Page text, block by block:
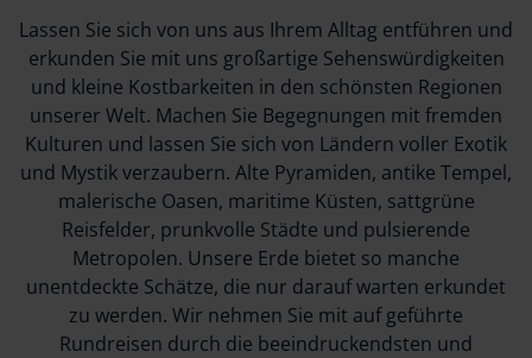
Lassen Sie sich von uns aus Ihrem Alltag entführen und
erkunden Sie mit uns großartige Sehenswürdigkeiten
und kleine Kostbarkeiten in den schönsten Regionen
unserer Welt. Machen Sie Begegnungen mit fremden
Kulturen und lassen Sie sich von Ländern voller Exotik
und Mystik verzaubern. Alte Pyramiden, antike Tempel,
malerische Oasen, maritime Küsten, sattgrüne
Reisfelder, prunkvolle Städte und pulsierende
Metropolen. Unsere Erde bietet so manche
unentdeckte Schätze, die nur darauf warten erkundet
zu werden. Wir nehmen Sie mit auf geführte
Rundreisen durch die beeindruckendsten und